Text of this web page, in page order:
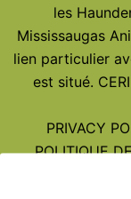
les
Mississaugas
lien particulier
est situé.
PRIVACY
POLITIQUE